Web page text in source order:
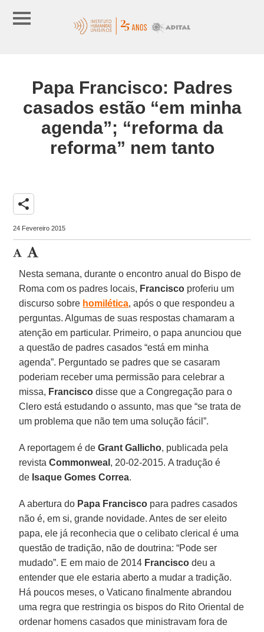
Papa Francisco: Padres
casados estão “em minha
agenda”; “reforma da
reforma” nem tanto
share
24 Fevereiro 2015
Nesta semana, durante o encontro anual do Bispo de
Roma com os padres locais, Francisco proferiu um
discurso sobre homilética, após o que respondeu a
perguntas. Algumas de suas respostas chamaram a
atenção em particular. Primeiro, o papa anunciou que
a questão de padres casados “está em minha
agenda”. Perguntado se padres que se casaram
poderiam receber uma permissão para celebrar a
missa, Francisco disse que a Congregação para o
Clero está estudando o assunto, mas que “se trata de
um problema que não tem uma solução fácil”.
A reportagem é deGrant Gallicho, publicada pela
revistaCommonweal , 20-02-2015. A tradução é
de Isaque Gomes Correa.
A abertura do Papa Francisco para padres casados
não é, em si, grande novidade. Antes de ser eleito
papa, ele já reconhecia que o celibato clerical é uma
questão de tradição, não de doutrina: “Pode ser
mudado”. E em maio de 2014 Francisco deu a
entender que ele estaria aberto a mudar a tradição.
Há poucos meses, o Vaticano finalmente abrandou
uma regra que restringia os bispos do Rito Oriental de
ordenar homens casados que ministravam fora de